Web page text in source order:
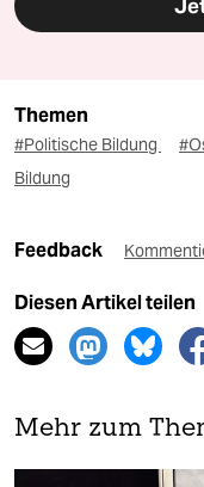
Themen
#Politische Bildung
Bildung
Feedback
Diesen Artikel teilen
Mehr zum